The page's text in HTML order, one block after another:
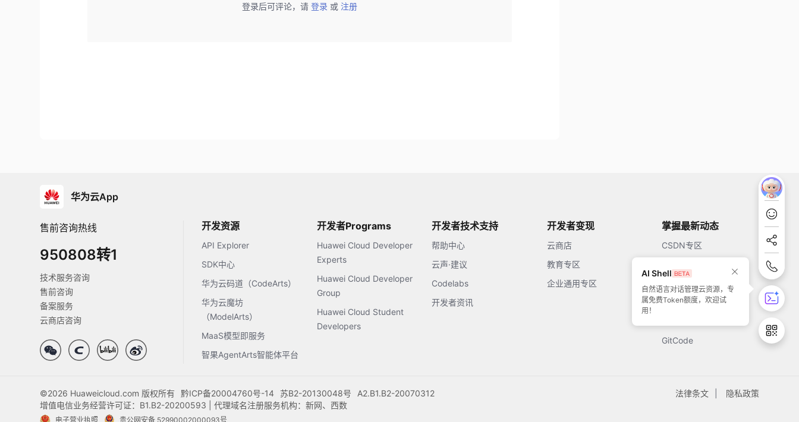
登录后可评论，请 登录 或 注册
AI Shell
自然语言对话管理云资源，专
属免费Token额度，欢迎试
用！
华为云App
售前咨询热线
950808转1
技术服务咨询
售前咨询
备案服务
云商店咨询
开发资源
API Explorer
SDK中心
华为云码道（CodeArts）
华为云魔坊
（ModelArts）
MaaS模型即服务
智果AgentArts智能体平台
开发者Programs
Huawei Cloud Developer
Experts
Huawei Cloud Developer
Group
Huawei Cloud Student
Developers
开发者技术支持
帮助中心
云声·建议
Codelabs
开发者资讯
开发者变现
云商店
教育专区
企业通用专区
掌握最新动态
CSDN专区
开源中国
51CTO
GitCode
法律条文 隐私政策
©2026 Huaweicloud.com 版权所有 黔ICP备20004760号-14 苏B2-20130048号
A2.B1.B2-20070312
增值电信业务经营许可证：B1.B2-20200593 | 代理域名注册服务机构：新网、西数
电子营业执照 贵公网安备 52990002000093号